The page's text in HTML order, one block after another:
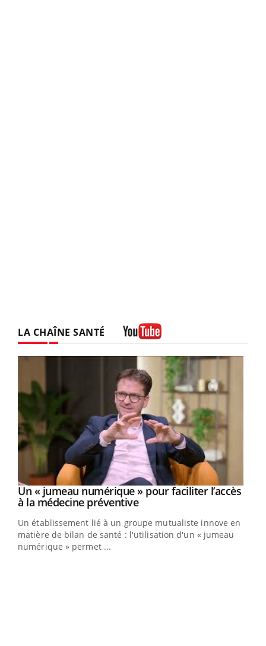
LA CHAÎNE SANTÉ
Youtube
Un « jumeau numérique » pour faciliter l’accès
à la médecine préventiveYoutube
Un établissement lié à un groupe mutualiste innove en
matière de bilan de santé : l'utilisation d'un « jumeau
numérique » permet ...